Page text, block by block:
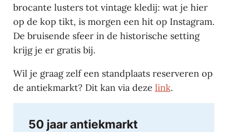
brocante lusters tot vintage kledij: wat je hier
op de kop tikt, is morgen een hit op Instagram.
De bruisende sfeer in de historische setting
krijg je er gratis bij.
Wil je graag zelf een standplaats reserveren op
de antiekmarkt? Dit kan via deze link.
50 jaar antiekmarkt